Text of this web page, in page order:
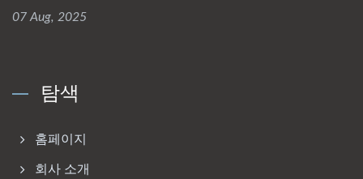
07 Aug, 2025
탐색
홈페이지
회사 소개